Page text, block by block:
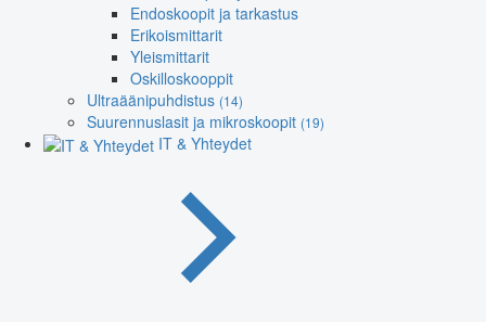
Endoskoopit ja tarkastus
Erikoismittarit
Yleismittarit
Oskilloskooppit
Ultraäänipuhdistus (14)
Suurennuslasit ja mikroskoopit (19)
IT & Yhteydet